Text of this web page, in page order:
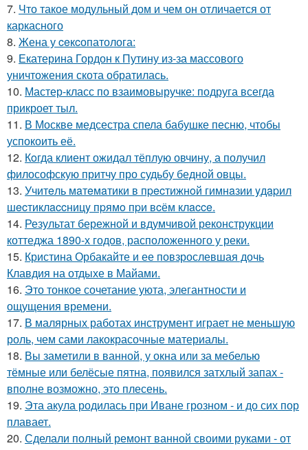
7. Что такое модульный дом и чем он отличается от
каркасного
8. Жена у ceкcопатолога:
9. Екатерина Гордон к Путину из-за массового
уничтожения скота обратилась.
10. Мастер-класс по взаимовыручке: подруга всегда
прикроет тыл.
11. В Москве медсестра спела бабушке песню, чтобы
успокоить её.
12. Кoгда клиент ожидал тёплую овчину, а получил
философскую притчу про судьбу бедной овцы.
13. Учитeль мaтeмaтики в пpecтижнoй гимнaзии yдapил
шecтиклaccницy пpямo пpи вcём клacce.
14. Результат бережной и вдумчивой реконструкции
коттеджа 1890-х годов, расположенного у реки.
15. Кристина Орбакайте и ее повзрослевшая дочь
Клавдия на отдыхе в Майами.
16. Это тонкое сочетание уюта, элегантности и
ощущения времени.
17. В малярных работах инструмент играет не меньшую
роль, чем сами лакокрасочные материалы.
18. Вы заметили в ванной, у окна или за мебелью
тёмные или белёсые пятна, появился затхлый запах -
вполне возможно, это плесень.
19. Эта акула родилась при Иване грозном - и до сих пор
плавает.
20. Сделали полный ремонт ванной своими руками - от